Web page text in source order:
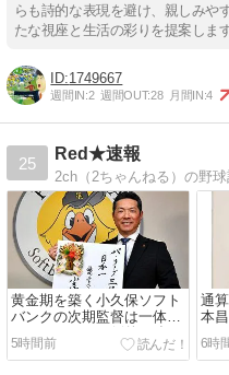
らも詩的な表現を避け、親しみや
たな視座と生活の彩りを提案します
1749667
週間IN:2 週間OUT:28 月間IN:4
25
Red★速報
黄金期を築く小久保ソフト
バンクの次期監督は一体誰
になるのか！圧倒的な強さ
を誇る王国の未来を考えて
5時間前
通
本
ー
き
6時